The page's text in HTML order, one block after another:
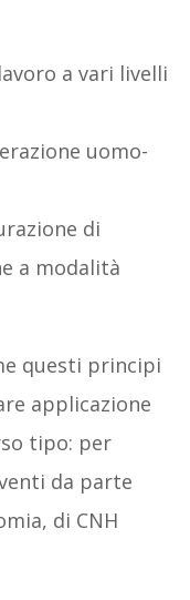
a vari livelli
uomo-
di
a modalità
questi principi
applicazione
tipo: per
da parte
di CNH